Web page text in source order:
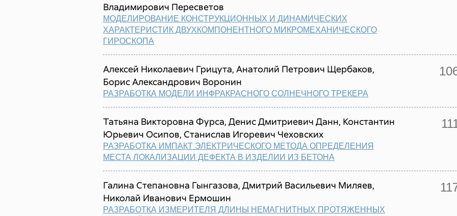
Владимирович Пересветов
МОДЕЛИРОВАНИЕ КОНСТРУКЦИОННЫХ И ДИНАМИЧЕСКИХ
ХАРАКТЕРИСТИК ДВУХКОМПОНЕНТНОГО МИКРОМЕХАНИЧЕСКОГО
ГИРОСКОПА
Алексей Николаевич Грицута, Анатолий Петрович Щербаков,
Борис Александрович Воронин
РАЗРАБОТКА МОДЕЛИ ИНФРАКРАСНОГО СОЛНЕЧНОГО ТРЕКЕРА
Татьяна Викторовна Фурса, Денис Дмитриевич Данн, Константин
Юрьевич Осипов, Станислав Игоревич Чеховских
РАЗРАБОТКА ИМПАКТ ЭЛЕКТРИЧЕСКОГО МЕТОДА ОПРЕДЕЛЕНИЯ
МЕСТА ЛОКАЛИЗАЦИИ ДЕФЕКТА В ИЗДЕЛИИ ИЗ БЕТОНА
Галина Степановна Гынгазова, Дмитрий Васильевич Миляев,
Николай Иванович Ермошин
РАЗРАБОТКА ИЗМЕРИТЕЛЯ ДЛИНЫ НЕМАГНИТНЫХ ПРОТЯЖЕННЫХ